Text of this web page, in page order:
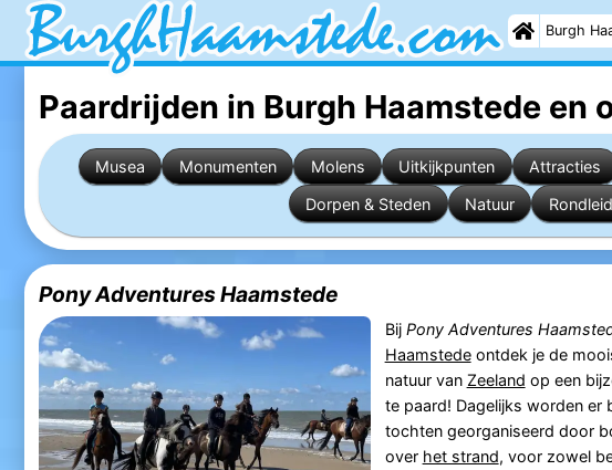
Burgh
Paardrijden in Burgh Haamstede en
Musea Monumenten Molens Uitkijkpunten Attracties
Dorpen & Steden
Natuur
Pony Adventures Haamstede
Bij Pony Adventures
Haamstedeontdek je de
natuur van Zeeland op een
te paard! Dagelijks worden er
tochten georganiseerd door
over het strand, voor zowel